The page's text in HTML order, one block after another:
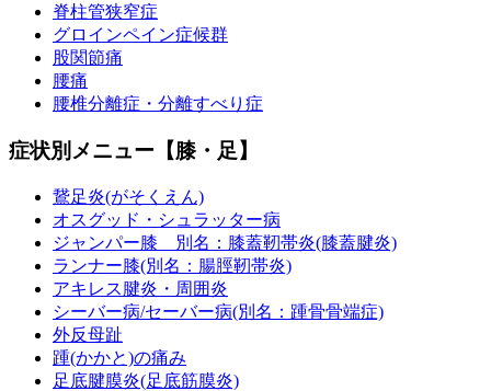
脊柱管狭窄症
グロインペイン症候群
股関節痛
腰痛
腰椎分離症・分離すべり症
症状別メニュー【膝・足】
鵞足炎(がそくえん)
オスグッド・シュラッター病
ジャンパー膝 別名：膝蓋靭帯炎(膝蓋腱炎)
ランナー膝(別名：腸脛靭帯炎)
アキレス腱炎・周囲炎
シーバー病/セーバー病(別名：踵骨骨端症)
外反母趾
踵(かかと)の痛み
足底腱膜炎(足底筋膜炎)